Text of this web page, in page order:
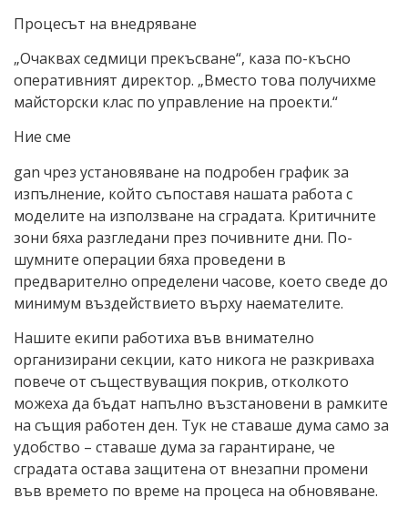
Процесът на внедряване
„Очаквах седмици прекъсване“, каза по-късно
оперативният директор. „Вместо това получихме
майсторски клас по управление на проекти.“
Ние сме
gan чрез установяване на подробен график за
изпълнение, който съпоставя нашата работа с
моделите на използване на сградата. Критичните
зони бяха разгледани през почивните дни. По-
шумните операции бяха проведени в
предварително определени часове, което сведе до
минимум въздействието върху наемателите.
Нашите екипи работиха във внимателно
организирани секции, като никога не разкриваха
повече от съществуващия покрив, отколкото
можеха да бъдат напълно възстановени в рамките
на същия работен ден. Тук не ставаше дума само за
удобство – ставаше дума за гарантиране, че
сградата остава защитена от внезапни промени
във времето по време на процеса на обновяване.